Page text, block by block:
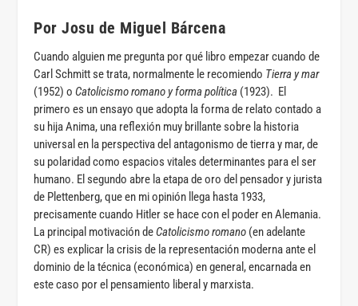
PorJosu de Miguel Bárcena
Cuando alguien me pregunta por qué libro empezar cuando de
Carl Schmitt se trata, normalmente le recomiendo Tierra y mar
(1952) oCatolicismo romano y forma política (1923). El
primero es un ensayo que adopta la forma de relato contado a
su hija Anima, una reflexión muy brillante sobre la historia
universal en la perspectiva del antagonismo de tierra y mar, de
su polaridad como espacios vitales determinantes para el ser
humano. El segundo abre la etapa de oro del pensador y jurista
de Plettenberg, que en mi opinión llega hasta 1933,
precisamente cuando Hitler se hace con el poder en Alemania.
La principal motivación deCatolicismo romano (en adelante
CR) es explicar la crisis de la representación moderna ante el
dominio de la técnica (económica) en general, encarnada en
este caso por el pensamiento liberal y marxista.